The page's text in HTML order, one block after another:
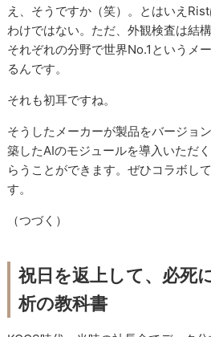
え、そうですか（笑）。とはいえ
わけではない。ただ、外観検査は結
それぞれの分野で世界No.1というメ
るんです。
それも初耳ですね。
そうしたメーカーが製品をバージョ
築したAIのモジュールを導入いただ
らうことができます。ぜひコラボし
す。
（つづく）
祝日を返上して、必死
析の教科書